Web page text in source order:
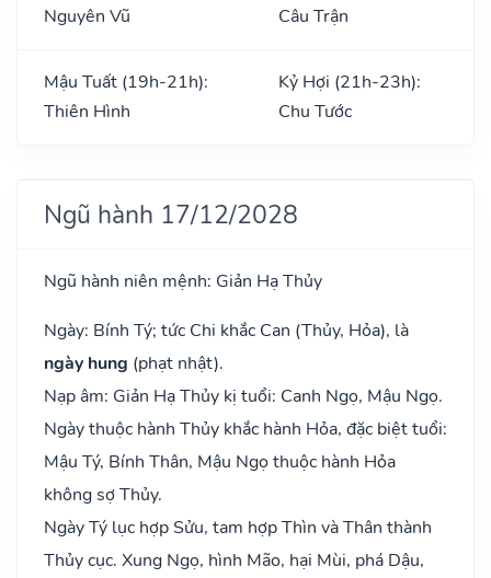
Nguyên Vũ
Câu Trận
Mậu Tuất (19h-21h):
Thiên Hình
Kỷ Hợi (21h-23h):
Chu Tước
Ngũ hành 17/12/2028
Ngũ hành niên mệnh: Giản Hạ Thủy
Ngày: Bính Tý; tức Chi khắc Can (Thủy, Hỏa), là
ngày hung (phạt nhật).
Nạp âm: Giản Hạ Thủy kị tuổi: Canh Ngọ, Mậu Ngọ.
Ngày thuộc hành Thủy khắc hành Hỏa, đặc biệt tuổi:
Mậu Tý, Bính Thân, Mậu Ngọ thuộc hành Hỏa
không sợ Thủy.
Ngày Tý lục hợp Sửu, tam hợp Thìn và Thân thành
Thủy cục. Xung Ngọ, hình Mão, hại Mùi, phá Dậu,